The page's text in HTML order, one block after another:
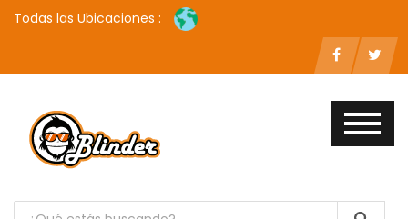
Todas las Ubicaciones :